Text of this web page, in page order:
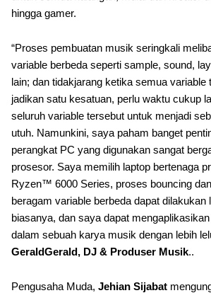
hingga gamer.
“Proses pembuatan musik seringkali
variable berbeda seperti sample, sound,
lain; dan tidakjarang ketika semua variable
jadikan satu kesatuan, perlu waktu cukup
seluruh variable tersebut untuk menjadi
utuh. Namunkini, saya paham banget
perangkat PC yang digunakan sangat
prosesor. Saya memilih laptop bertenaga
Ryzen™ 6000 Series, proses bouncing
beragam variable berbeda dapat dilakukan
biasanya, dan saya dapat
dalam sebuah karya musik dengan lebih
GeraldGerald, DJ & Produser Musik..
Pengusaha Muda, Jehian Sijabat